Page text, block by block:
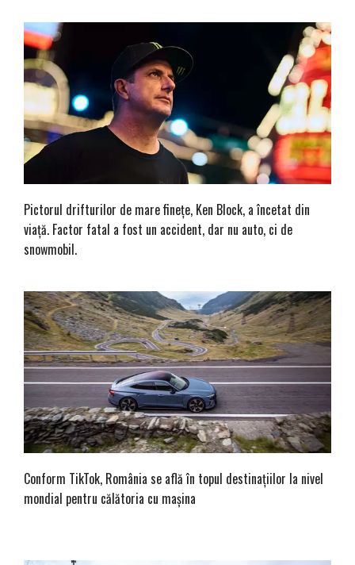
Pictorul drifturilor de mare finețe, Ken Block, a încetat din
viață. Factor fatal a fost un accident, dar nu auto, ci de
snowmobil.
Conform TikTok, România se află în topul destinațiilor la nivel
mondial pentru călătoria cu mașina